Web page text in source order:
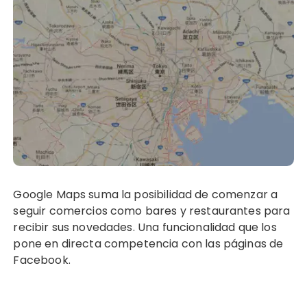
Google Maps suma la posibilidad de comenzar a
seguir comercios como bares y restaurantes para
recibir sus novedades. Una funcionalidad que los
pone en directa competencia con las páginas de
Facebook.